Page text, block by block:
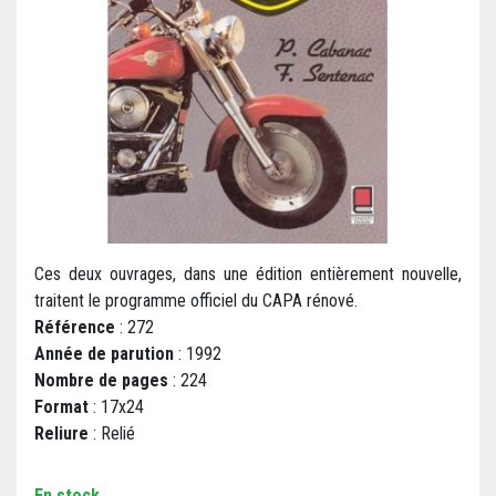
Ces deux ouvrages, dans une édition entièrement nouvelle,
traitent le programme officiel du CAPA rénové.
Référence : 272
Année de parution : 1992
Nombre de pages : 224
Format : 17x24
Reliure : Relié